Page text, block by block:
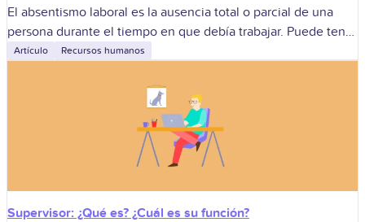
El absentismo laboral es la ausencia total o parcial de una
persona durante el tiempo en que debía trabajar. Puede tener
causas justificadas, como una incapacidad o licencia, o
Artículo Recursos humanos
Supervisor: ¿Qué es? ¿Cuál es su función?